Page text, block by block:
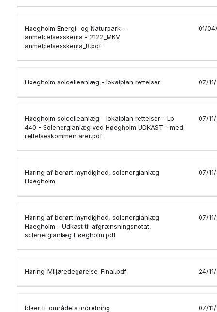
Høegholm Energi- og Naturpark -
anmeldelsesskema - 2122_MKV
anmeldelsesskema_B.pdf
01/
Høegholm solcelleanlæg - lokalplan rettelser 07/
Høegholm solcelleanlæg - lokalplan rettelser - Lp
440 - Solenergianlæg ved Høegholm UDKAST - med
rettelseskommentarer.pdf
07/
Høring af berørt myndighed, solenergianlæg
Høegholm
07/
Høring af berørt myndighed, solenergianlæg
Høegholm - Udkast til afgrænsningsnotat,
solenergianlæg Høegholm.pdf
07/
Høring_Miljøredegørelse_Final.pdf 24/
Ideer til områdets indretning 07/